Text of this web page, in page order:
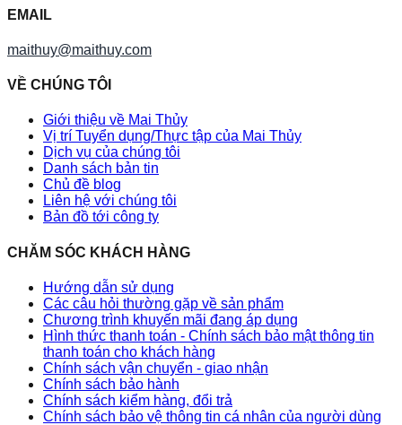
EMAIL
maithuy@maithuy.com
VỀ CHÚNG TÔI
Giới thiệu về Mai Thủy
Vị trí Tuyển dụng/Thực tập của Mai Thủy
Dịch vụ của chúng tôi
Danh sách bản tin
Chủ đề blog
Liên hệ với chúng tôi
Bản đồ tới công ty
CHĂM SÓC KHÁCH HÀNG
Hướng dẫn sử dụng
Các câu hỏi thường gặp về sản phẩm
Chương trình khuyến mãi đang áp dụng
Hình thức thanh toán - Chính sách bảo mật thông tin
thanh toán cho khách hàng
Chính sách vận chuyển - giao nhận
Chính sách bảo hành
Chính sách kiểm hàng, đổi trả
Chính sách bảo vệ thông tin cá nhân của người dùng